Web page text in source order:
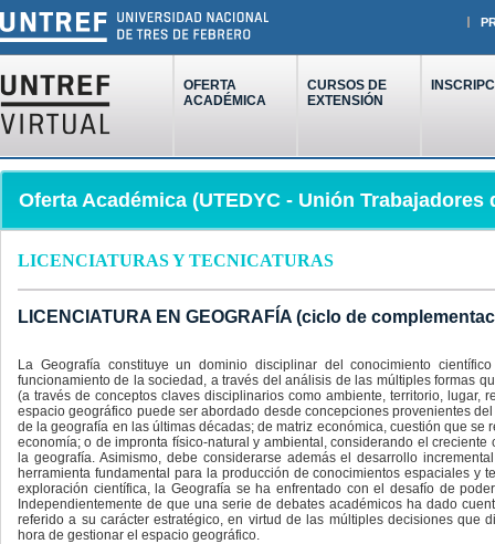
OFERTA
ACADÉMICA
CURSOS DE
EXTENSIÓN
Oferta Académica (UTEDYC - Unión
LICENCIATURAS Y TECNICATURAS
LICENCIATURA EN GEOGRAFÍA (ciclo de
La Geografía constituye un dominio disciplinar del conocimiento
funcionamiento de la sociedad, a través del análisis de las múltiples formas
(a través de conceptos claves disciplinarios como ambiente, territorio,
espacio geográfico puede ser abordado desde concepciones provenientes
de la geografía en las últimas décadas; de matriz económica, cuestión que
economía; o de impronta físico-natural y ambiental, considerando el
la geografía. Asimismo, debe considerarse además el desarrollo
herramienta fundamental para la producción de conocimientos espaciales
exploración científica, la Geografía se ha enfrentado con el desafío de
Independientemente de que una serie de debates académicos ha dado
referido a su carácter estratégico, en virtud de las múltiples decisiones que
hora de gestionar el espacio geográfico.